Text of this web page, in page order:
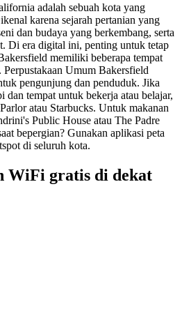
adalah sebuah kota yang
karena sejarah pertanian yang
dan budaya yang berkembang, serta
Di era digital ini, penting untuk tetap
memiliki beberapa tempat
Umum Bakersfield
pengunjung dan penduduk. Jika
dan tempat untuk bekerja atau belajar,
atau Starbucks. Untuk makanan
Public House atau The Padre
bepergian? Gunakan aplikasi peta
di seluruh kota.
WiFi gratis di dekat